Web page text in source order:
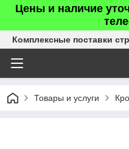
Цены и наличие
Комплексные поставки
Товары и услуги